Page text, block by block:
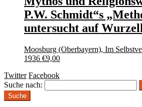
P.W. Schmidt“s
untersucht auf
Moosburg (Oberbayern), Im
1936 €9,00
Twitter Facebook
Suche nach:
Suche